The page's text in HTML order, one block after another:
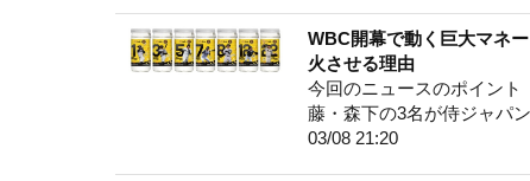
WBC開幕で動く巨大マネ
火させる理由
今回のニュースのポイント
藤・森下の3名が侍ジャパン
03/08 21:20